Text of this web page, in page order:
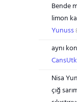
Bende
limon
Yunuss
aynı
Nisa
çığ